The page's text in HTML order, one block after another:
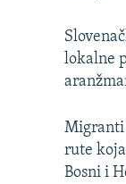
lokalne
Migranti
rute
Bosni i